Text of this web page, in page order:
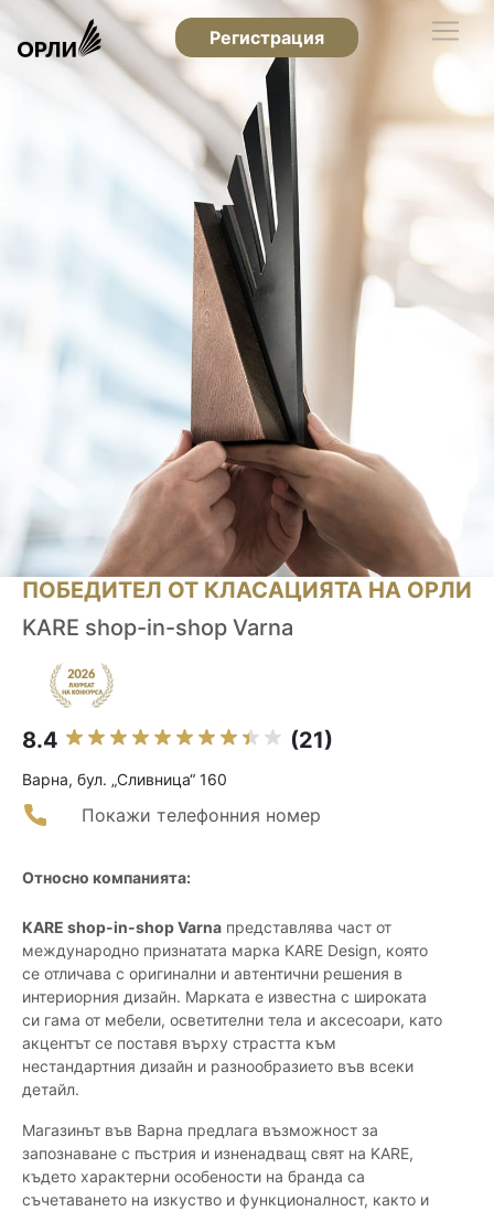
Регистрация
ПОБЕДИТЕЛ ОТ КЛАСАЦИЯТА НА ОРЛИ
KARE shop-in-shop Varna
8.4 (21)
Варна, бул. „Сливница“ 160
Покажи телефонния номер
Относно компанията:
KARE shop-in-shop Varna представлява част от
международно признатата марка KARE Design, която
се отличава с оригинални и автентични решения в
интериорния дизайн. Марката е известна с широката
си гама от мебели, осветителни тела и аксесоари, като
акцентът се поставя върху страстта към
нестандартния дизайн и разнообразието във всеки
детайл.
Магазинът във Варна предлага възможност за
запознаване с пъстрия и изненадващ свят на KARE,
където характерни особености на бранда са
съчетаването на изкуство и функционалност, както и